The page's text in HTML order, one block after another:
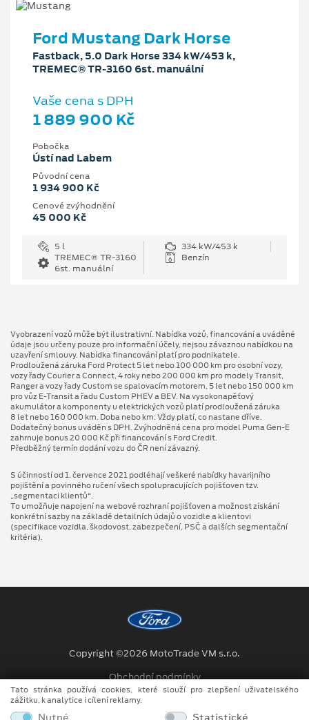
Ford Mustang Dark Horse
Fastback, 5.0 Dark Horse 334 kW/453 k,
TREMEC® TR-3160 6st. manuální
Vaše cena s DPH
1 889 900 Kč
Pobočka
Ústí nad Labem
Původní cena
1 934 900 Kč
Cenové zvýhodnění
45 000 Kč
5 l
334 kW/453 k
TREMEC® TR-3160
6st. manuální
Benzín
Vyobrazení vozů může být ilustrativní. Nabídka vozů, financování a uváděné
údaje jsou určeny pouze pro informační účely, nejsou závaznou nabídkou na
uzavření smlouvy. Nabídka financování platí pro podnikatele.
Prodloužená záruka Ford Protect 5 let nebo 100 000 km pro osobní vozy,
vozy řady Courier a Connect, 4 roky nebo 200 000 km pro modely Transit,
Ranger a vozy řady Custom se spalovacím motorem, 5 let nebo 150 000 km
pro vůz E-Transit a řadu Custom PHEV a BEV. Na vysokonapěťový
akumulátor a komponenty u elektrických vozů platí prodloužená záruka
8 let nebo 160 000 km. Doba nebo km: Vždy platí, co nastane dříve.
Dodatečný bonus uváděn s DPH. Zvýhodněná cena pro model Puma Gen⁠-⁠E
zahrnuje bonus 20 000 Kč při financování s Ford Credit.
Předběžný termín dodání vozu do ČR není závazný.
S účinností od 1. července 2021 podléhají veškeré nabídky havarijního
pojištění a povinného ručení všech spolupracujících pojišťoven tzv.
„segmentaci klientů“.
To umožňuje napojení na webové rozhraní pojišťoven a možnost získání
konkrétní sazby na základě detailních údajů o vozidle a klientovi
(specifikace vozidla, škodovost, zabezpečení, PSČ a dalších segmentační
kritéria).
Copyright ©2026 MotoTrade VM s.r.o.
Obchodní podmínky
Ochrana osobních údajů
Tato stránka používá cookies, které slouží pro zlepšení uživatelského
zážitku, k analytice i cílení reklamy.
Nutné Statistické